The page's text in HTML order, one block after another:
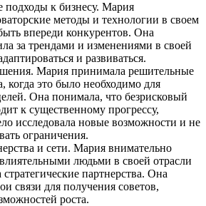
к бизнесу. Мария
методы и технологии в своем
впереди конкурентов. Она
за трендами и изменениями в своей
и развиваться.
Мария принимала решительные
когда это было необходимо для
Она понимала, что безрисковый
к существенному прогрессу,
исследовала новые возможности и не
ограничения.
и сети. Мария внимательно
людьми в своей отрасли
партнерства. Она
связи для получения советов,
роста.